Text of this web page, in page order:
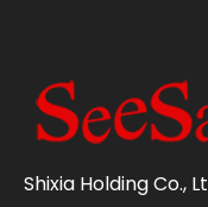
Shixia Holding Co.,